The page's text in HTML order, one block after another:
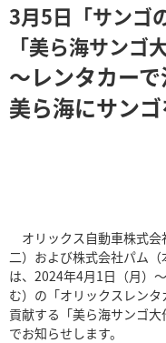
3月5日「サンゴ
「美ら海サンゴ
～レンタカー
美ら海にサン
オリックス自動車株式会
二）および株式会社パム（
は、2024年4月1日（月）
む）の「オリックスレン
貢献する「美ら海サンゴ
でお知らせします。